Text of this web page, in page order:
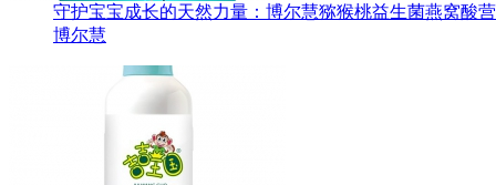
守护宝宝成长的天然力量：博尔慧猕猴桃益生菌燕窝酸
博尔慧